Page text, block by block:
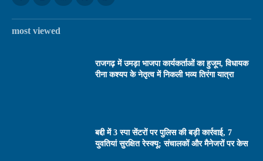
most viewed
राजगढ़ में उमड़ा भाजपा कार्यकर्ताओं का हुजूम, विधायक
रीना कश्यप के नेतृत्व में निकली भव्य तिरंगा यात्रा
बद्दी में 3 स्पा सेंटरों पर पुलिस की बड़ी कार्रवाई, 7
युवतियां सुरक्षित रेस्क्यू; संचालकों और मैनेजरों पर केस